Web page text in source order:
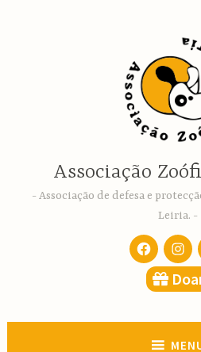
Associação
Associação de defesa e
Leiria.
Facebook